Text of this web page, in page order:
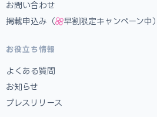
お問い合わせ
掲載申込み（
早割限定キャンペーン中）
お役立ち情報
よくある質問
お知らせ
プレスリリース